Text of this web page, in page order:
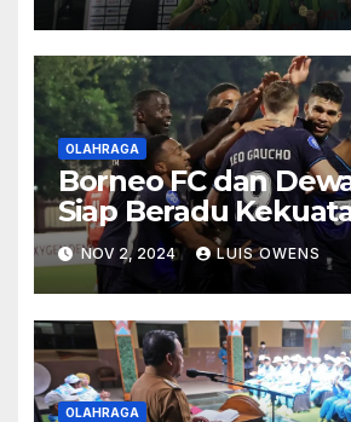
OLAHRAGA
Borneo FC dan
Siap Beradu
Pekan Ke-10 BRI Liga
2024/2025
NOV 2, 2024 LUIS OWENS
OLAHRAGA